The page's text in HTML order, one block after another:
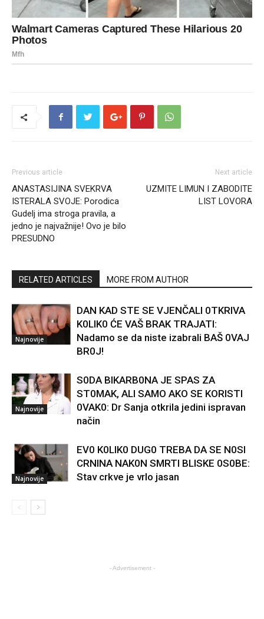
Previous article
ANASTASIJINA SVEKRVA
ISTERALA SVOJE: Porodica
Gudelj ima stroga pravila, a
jedno je najvažnije! Ovo je bilo
PRESUDNO
Next article
UZMITE LIMUN I ZABODITE
LIST LOVORA
RELATED ARTICLES MORE FROM AUTHOR
Najnovije
DAN KAD STE SE VJENČALI 0TKRIVA
K0LIK0 ĆE VAŠ BRAK TRAJATI:
Nadamo se da niste izabrali BAŠ 0VAJ
BR0J!
Najnovije
S0DA BIKARB0NA JE SPAS ZA
ST0MAK, ALI SAMO AKO SE KORISTI
0VAK0: Dr Sanja otkrila jedini ispravan
način
Najnovije
EV0 K0LIK0 DUG0 TREBA DA SE N0SI
CRNINA NAK0N SMRTI BLISKE 0S0BE:
Stav crkve je vrlo jasan
- Advertisement -